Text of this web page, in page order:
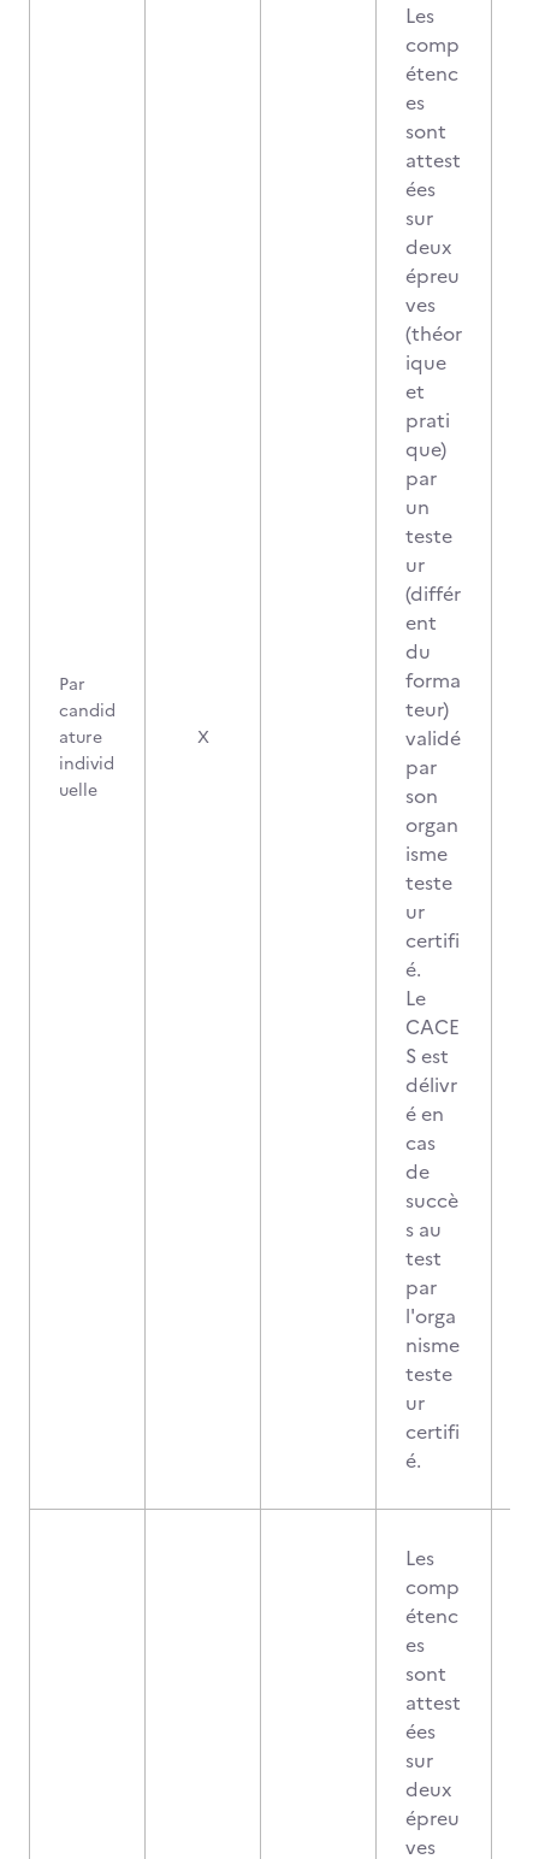
Par
candid
ature
individ
uelle
X
Les
comp
étenc
es
sont
attest
ées
sur
deux
épreu
ves
(théor
ique
et
prati
que)
par
un
teste
ur
(différ
ent
du
forma
teur)
validé
par
son
organ
isme
teste
ur
certifi
é.
Le
CACE
S est
délivr
é en
cas
de
succè
s au
test
par
l'orga
nisme
teste
ur
certifi
é.
Les
comp
étenc
es
sont
attest
ées
sur
deux
épreu
ves